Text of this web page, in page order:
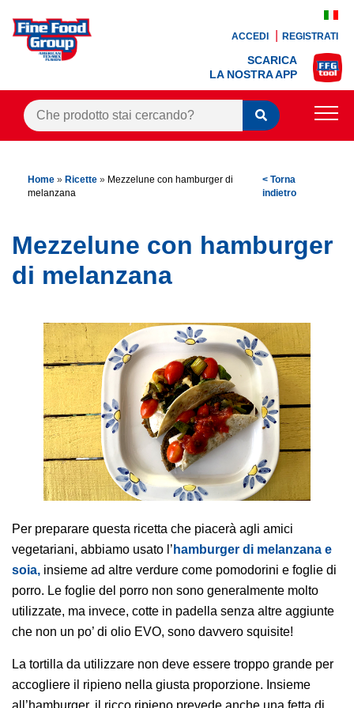
ACCEDI REGISTRATI
SCARICA
LA NOSTRA APP
BLOG
BONUS FEDELTÀ
OFFERTE
CONTATTI
AREA AGENTI
Home » Ricette » Mezzelune con hamburger di
melanzana
< Torna
indietro
Mezzelune con hamburger
di melanzana
Per preparare questa ricetta che piacerà agli amici
vegetariani, abbiamo usato l’ hamburger di melanzana e
soia, insieme ad altre verdure come pomodorini e foglie di
porro. Le foglie del porro non sono generalmente molto
utilizzate, ma invece, cotte in padella senza altre aggiunte
che non un po’ di olio EVO, sono davvero squisite!
La tortilla da utilizzare non deve essere troppo grande per
accogliere il ripieno nella giusta proporzione. Insieme
all’hamburger, il ricco ripieno prevede anche una fetta di